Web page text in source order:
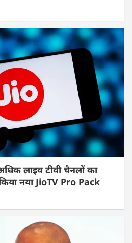
लाइव टीवी चैनलों का
नया JioTV Pro Pack